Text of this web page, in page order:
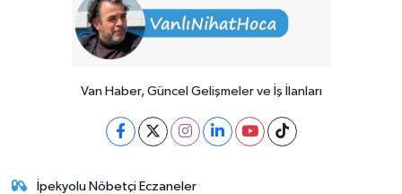
Van Haber, Güncel Gelişmeler ve İş İlanları
İpekyolu Nöbetçi Eczaneler